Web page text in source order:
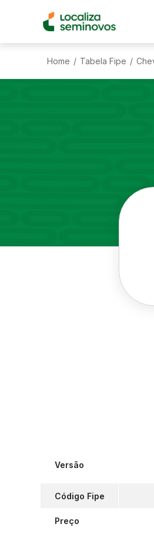
Home / Tabela Fipe /
Versão
Código Fipe
Preço